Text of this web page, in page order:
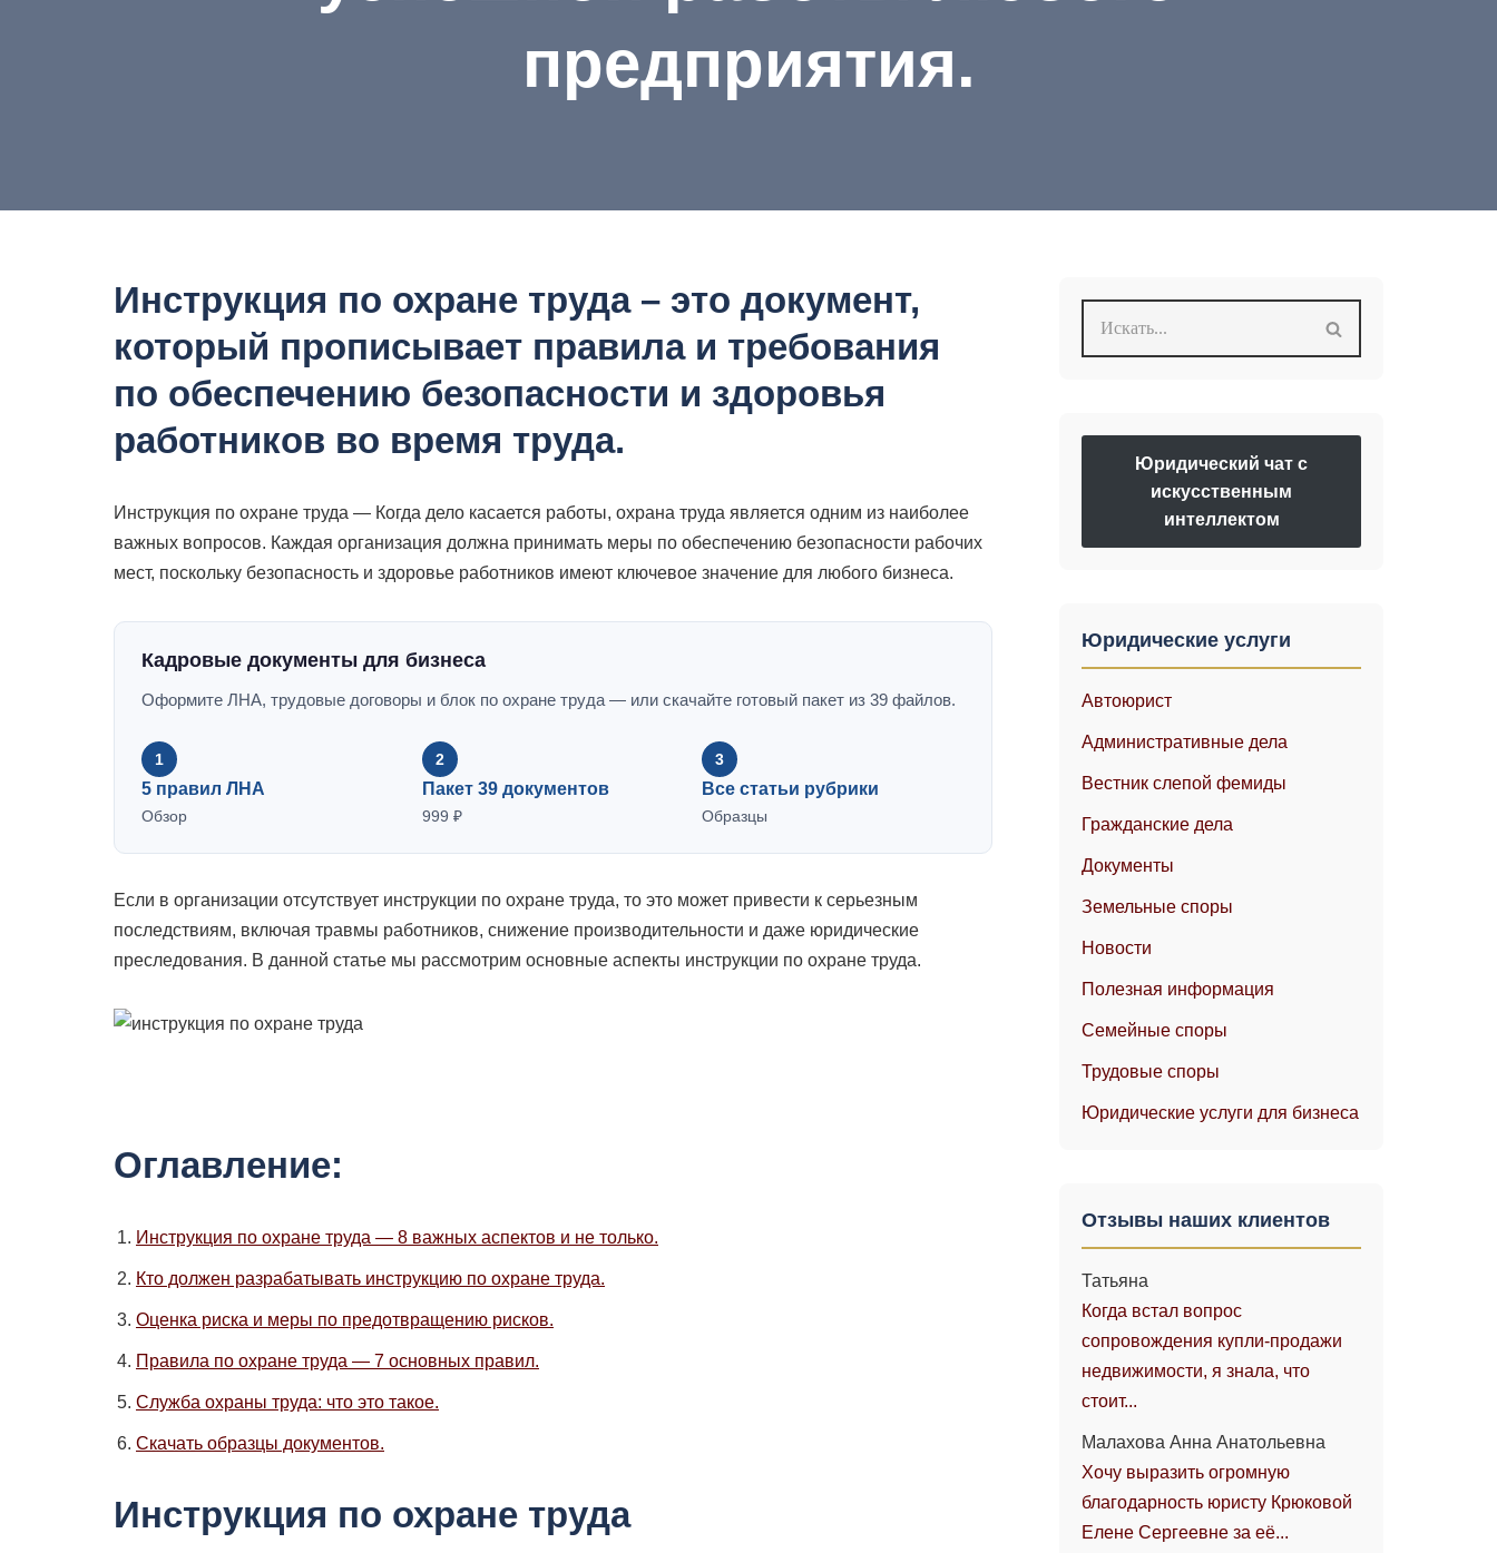
предприятия.
Инструкция по охране труда – это документ,
который прописывает правила и требования
по обеспечению безопасности и здоровья
работников во время труда.
Инструкция по охране труда — Когда дело касается работы, охрана труда является одним из наиболее
важных вопросов. Каждая организация должна принимать меры по обеспечению безопасности рабочих
мест, поскольку безопасность и здоровье работников имеют ключевое значение для любого бизнеса.
Кадровые документы для бизнеса
Оформите ЛНА, трудовые договоры и блок по охране труда — или скачайте готовый пакет из 39 файлов.
1
5 правил ЛНА
Обзор
2
Пакет 39 документов
999 ₽
3
Все статьи рубрики
Образцы
Если в организации отсутствует инструкции по охране труда, то это может привести к серьезным
последствиям, включая травмы работников, снижение производительности и даже юридические
преследования. В данной статье мы рассмотрим основные аспекты инструкции по охране труда.
Оглавление:
Инструкция по охране труда — 8 важных аспектов и не только.
Кто должен разрабатывать инструкцию по охране труда.
Оценка риска и меры по предотвращению рисков.
Правила по охране труда — 7 основных правил.
Служба охраны труда: что это такое.
Скачать образцы документов.
Инструкция по охране труда
Юридический чат с
искусственным
интеллектом
Юридические услуги
Автоюрист
Административные дела
Вестник слепой фемиды
Гражданские дела
Документы
Земельные споры
Новости
Полезная информация
Семейные споры
Трудовые споры
Юридические услуги для бизнеса
Отзывы наших клиентов
Татьяна
Когда встал вопрос
сопровождения купли-продажи
недвижимости, я знала, что
стоит...
Малахова Анна Анатольевна
Хочу выразить огромную
благодарность юристу Крюковой
Елене Сергеевне за её...